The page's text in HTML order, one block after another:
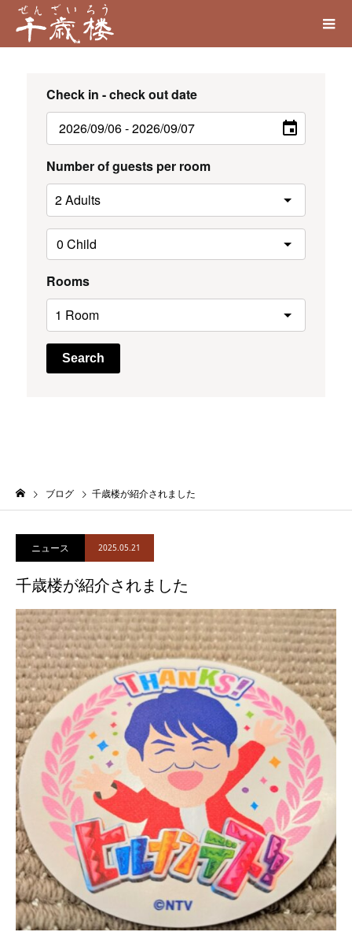
Check in - check out date
Number of guests per room
Rooms
Search
ブログ 千歳楼が紹介されました
ニュース 2025.05.21
千歳楼が紹介されました